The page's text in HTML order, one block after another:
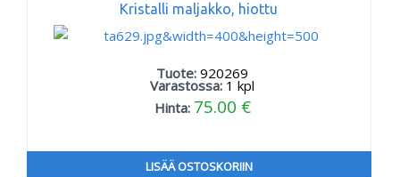
Kristalli maljakko, hiottu
Tuote:920269
Varastossa: 1 kpl
Hinta: 75.00 €
LISÄÄ OSTOSKORIIN